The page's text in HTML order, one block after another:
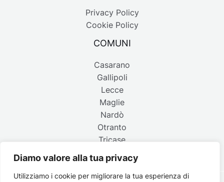
Diamo valore alla tua privacy
Utilizziamo i cookie per migliorare la tua esperienza di
Privacy Policy
Cookie Policy
COMUNI
Casarano
Gallipoli
Lecce
Maglie
Nardò
Otranto
Tricase